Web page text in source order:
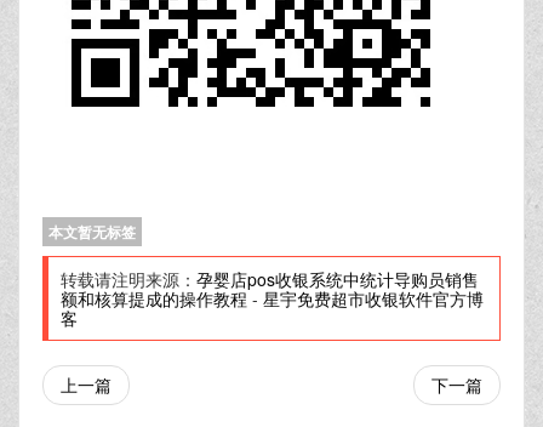
本文暂无标签
转载请注明来源： 孕婴店pos收银系统中统计导购员销售
额和核算提成的操作教程 - 星宇免费超市收银软件官方博
客
上一篇 下一篇